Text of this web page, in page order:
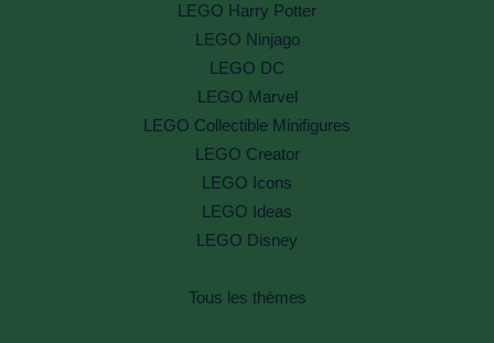
LEGO Harry Potter
LEGO Ninjago
LEGO DC
LEGO Marvel
LEGO Collectible Minifigures
LEGO Creator
LEGO Icons
LEGO Ideas
LEGO Disney
Tous les thèmes